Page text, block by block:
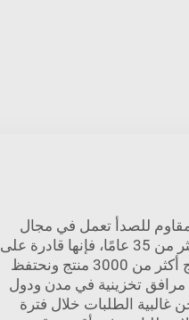
للصدأ تعمل في مجال
الصب الدقيق للفولاذ المقاوم للصدأ منذ أكثر من 35 عامًا، فإنها قادرة على
توفير أوسع نطاق ممكن من المنتجات. ونُنتج أكثر من 3000 منتج ونحتفظ
مرافق تخزينية في مدن ودول
غالبية الطلبات خلال فترة